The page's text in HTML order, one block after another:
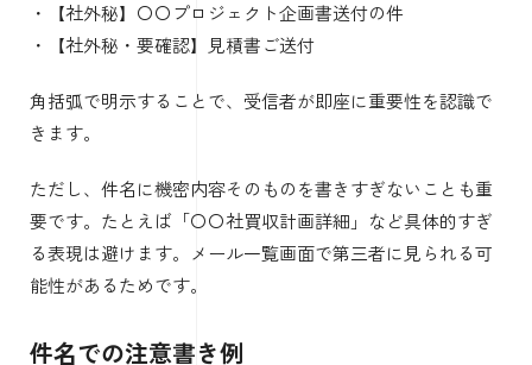
・【社外秘】〇〇プロジェクト企画書送付の件
・【社外秘・要確認】見積書ご送付
角括弧で明示することで、受信者が即座に重要性を認識で
きます。
ただし、件名に機密内容そのものを書きすぎないことも重
要です。たとえば「〇〇社買収計画詳細」など具体的すぎ
る表現は避けます。メール一覧画面で第三者に見られる可
能性があるためです。
件名での注意書き例